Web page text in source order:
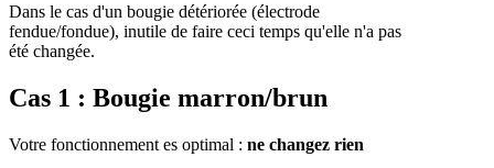
Dans le cas d'un bougie détériorée (électrode
fendue/fondue), inutile de faire ceci temps qu'elle n'a pas
été changée.
Cas 1 : Bougie marron/brun
Votre fonctionnement es optimal : ne changez rien